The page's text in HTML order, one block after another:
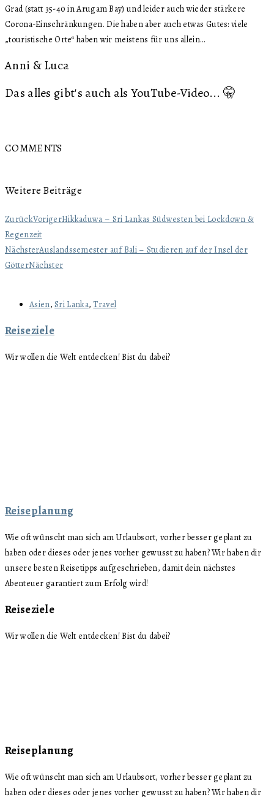
Grad (statt 35-40 in Arugam Bay) und leider auch wieder stärkere
Corona-Einschränkungen. Die haben aber auch etwas Gutes: viele
„touristische Orte“ haben wir meistens für uns allein…
Anni & Luca
Das alles gibt's auch als YouTube-Video... 🤫
COMMENTS
Weitere Beiträge
ZurückVorigerHikkaduwa – Sri Lankas Südwesten bei Lockdown &
Regenzeit
NächsterAuslandssemester auf Bali – Studieren auf der Insel der
GötterNächster
Asien,Sri Lanka,Travel
Reiseziele
Wir wollen die Welt entdecken! Bist du dabei?
Reiseplanung
Wie oft wünscht man sich am Urlaubsort, vorher besser geplant zu
haben oder dieses oder jenes vorher gewusst zu haben? Wir haben dir
unsere besten Reisetipps aufgeschrieben, damit dein nächstes
Abenteuer garantiert zum Erfolg wird!
Reiseziele
Wir wollen die Welt entdecken! Bist du dabei?
Reiseplanung
Wie oft wünscht man sich am Urlaubsort, vorher besser geplant zu
haben oder dieses oder jenes vorher gewusst zu haben? Wir haben dir